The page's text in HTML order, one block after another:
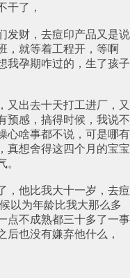
干了，
发财，去痘印产品又是说
，就等着工程开，等啊
我孕期咋过的，生了孩子
又出去十天打工进厂，又
预感，搞得时候，我说不
啥事都不说，可是哪有
真想舍得这四个月的宝宝
。
，他比我大十一岁，去痘
以为年龄比我大那么多
点不成熟都三十多了一事
后也没有嫌弃他什么，